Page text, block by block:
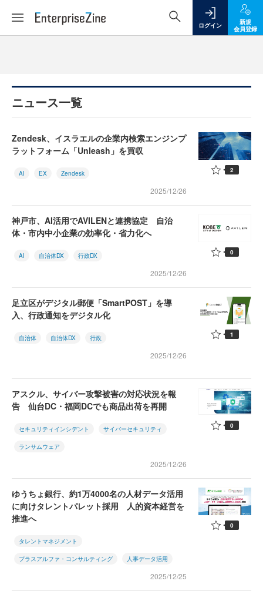
ログイン
新規
会員登録
ニュース一覧
Zendesk、イスラエルの企業内検索エンジンプ
ラットフォーム「Unleash」を買収
AI EX Zendesk
2025/12/26
2
神戸市、AI活用でAVILENと連携協定 自治
体・市内中小企業の効率化・省力化へ
AI 自治体DX 行政DX
2025/12/26
0
足立区がデジタル郵便「SmartPOST」を導
入、行政通知をデジタル化
自治体 自治体DX 行政
2025/12/26
1
アスクル、サイバー攻撃被害の対応状況を報
告 仙台DC・福岡DCでも商品出荷を再開
セキュリティインシデント サイバーセキュリティ
ランサムウェア
2025/12/26
0
ゆうちょ銀行、約1万4000名の人材データ活用
に向けタレントパレット採用 人的資本経営を
推進へ
タレントマネジメント
プラスアルファ・コンサルティング 人事データ活用
2025/12/25
0